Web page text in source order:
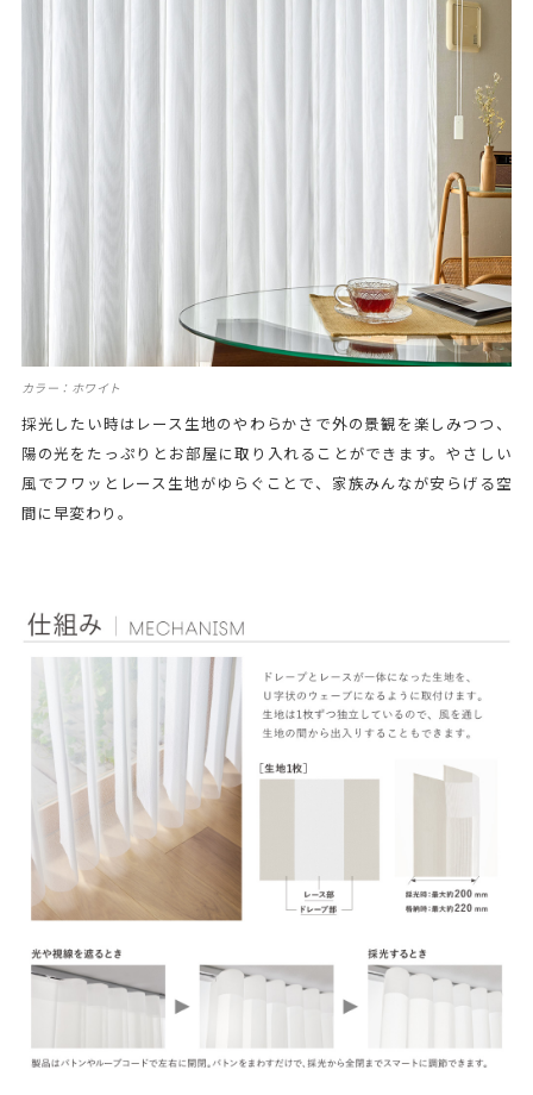
カラー：ホワイト
採光したい時はレース生地のやわらかさで外の景観を楽しみつつ、
陽の光をたっぷりとお部屋に取り入れることができます。やさしい
風でフワッとレース生地がゆらぐことで、家族みんなが安らげる空
間に早変わり。